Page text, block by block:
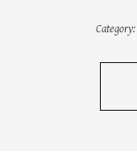
Category: